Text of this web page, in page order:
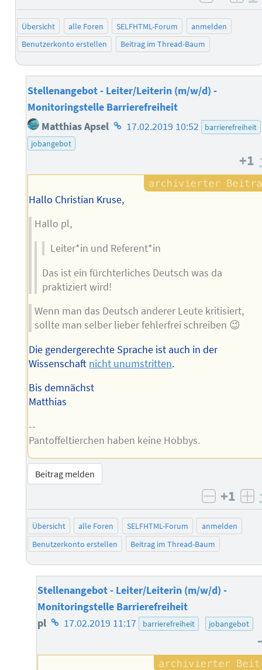
negativ
Übersicht alle Foren SELFHTML-Forum
anmelden
Benutzerkonto erstellen
Beitrag im Thread-Baum
Stellenangebot - Leiter/Leiterin (m/w/d) -
Monitoringstelle Barrierefreiheit
Matthias Apsel Homepage
17.02.2019 10:52
barrierefreiheit
jobangebot
+1
Hallo Christian Kruse,
Hallo pl,
Leiter*in und Referent*in
Das ist ein fürchterliches Deutsch was da
praktiziert wird!
Wenn man das Deutsch anderer Leute kritisiert,
sollte man selber lieber fehlerfrei schreiben 😉
Die gendergerechte Sprache ist auch in der
Wissenschaft nicht unumstritten.
Bis demnächst
Matthias
--
Pantoffeltierchen haben keine Hobbys.
Beitrag melden
negativ
+1
Übersicht alle Foren SELFHTML-Forum
anmelden
Benutzerkonto erstellen
Beitrag im Thread-Baum
Stellenangebot - Leiter/Leiterin (m/w/d) -
Monitoringstelle Barrierefreiheit
pl Homepage
Autors
17.02.2019 11:17 barrierefreiheit jobangebot